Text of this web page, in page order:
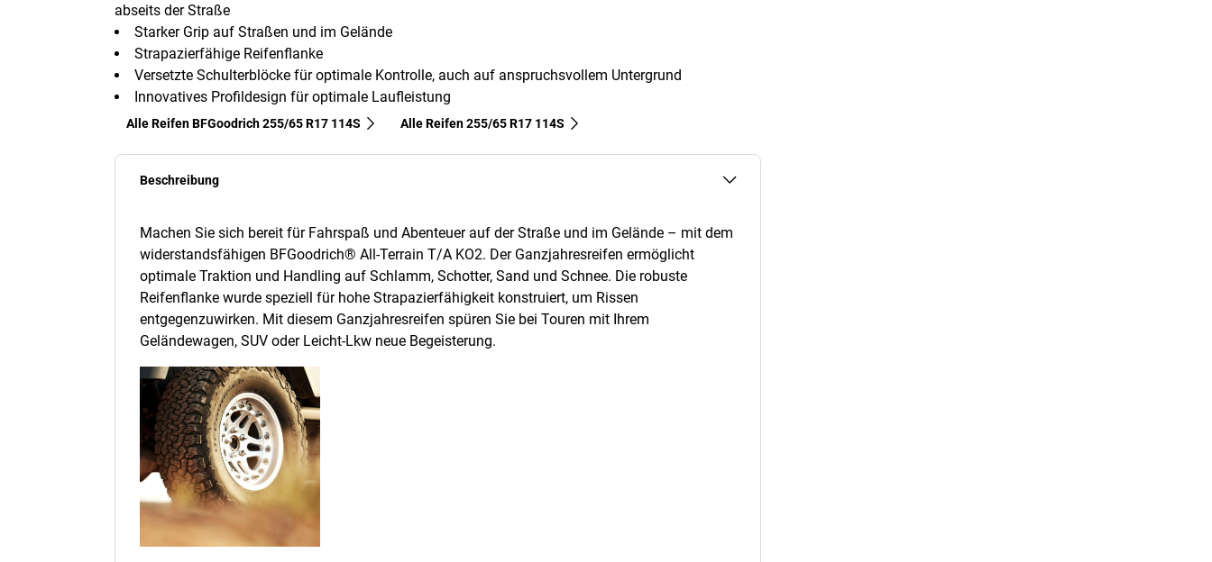
abseits der Straße
Starker Grip auf Straßen und im Gelände
Strapazierfähige Reifenflanke
Versetzte Schulterblöcke für optimale Kontrolle, auch auf anspruchsvollem Untergrund
Innovatives Profildesign für optimale Laufleistung
Alle Reifen BFGoodrich 255/65 R17 114S Alle Reifen‎ 255/65 R17 114S
Beschreibung
Machen Sie sich bereit für Fahrspaß und Abenteuer auf der Straße und im Gelände – mit dem
widerstandsfähigen BFGoodrich® All-Terrain T/A KO2. Der Ganzjahresreifen ermöglicht
optimale Traktion und Handling auf Schlamm, Schotter, Sand und Schnee. Die robuste
Reifenflanke wurde speziell für hohe Strapazierfähigkeit konstruiert, um Rissen
entgegenzuwirken. Mit diesem Ganzjahresreifen spüren Sie bei Touren mit Ihrem
Geländewagen, SUV oder Leicht-Lkw neue Begeisterung.